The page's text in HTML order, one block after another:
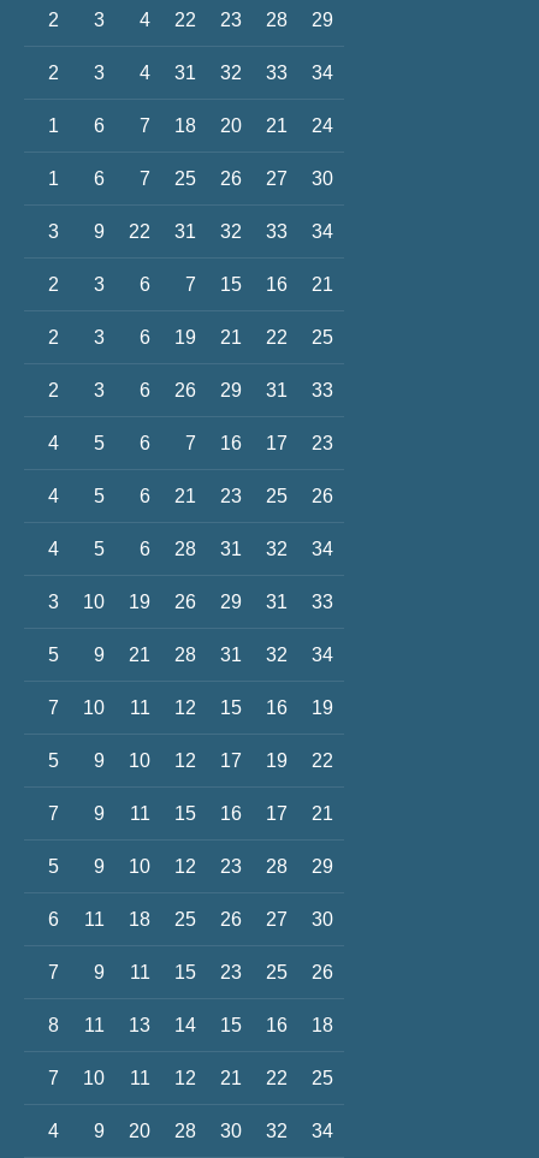
2 3 4 22 23 28 29
2 3 4 31 32 33 34
1 6 7 18 20 21 24
1 6 7 25 26 27 30
3 9 22 31 32 33 34
2 3 6 7 15 16 21
2 3 6 19 21 22 25
2 3 6 26 29 31 33
4 5 6 7 16 17 23
4 5 6 21 23 25 26
4 5 6 28 31 32 34
3 10 19 26 29 31 33
5 9 21 28 31 32 34
7 10 11 12 15 16 19
5 9 10 12 17 19 22
7 9 11 15 16 17 21
5 9 10 12 23 28 29
6 11 18 25 26 27 30
7 9 11 15 23 25 26
8 11 13 14 15 16 18
7 10 11 12 21 22 25
4 9 20 28 30 32 34